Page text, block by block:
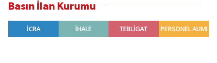
Basın İlan Kurumu